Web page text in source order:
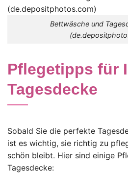
Bettwäsche und
Pflegetipps für
Tagesdecke
Sobald Sie die perfekte
ist es wichtig, sie richtig zu
schön bleibt. Hier sind einige
Tagesdecke: